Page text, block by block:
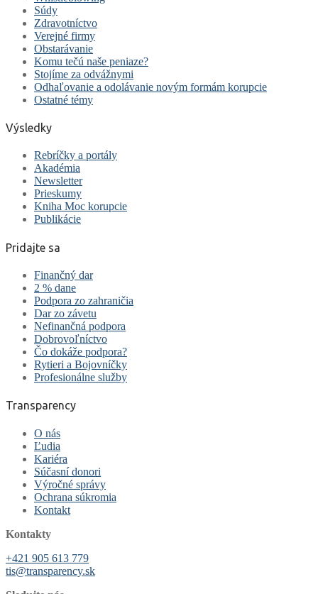
Súdy
Zdravotníctvo
Verejné firmy
Obstarávanie
Komu tečú naše peniaze?
Stojíme za odvážnymi
Odhaľovanie a odolávanie novým formám korupcie
Ostatné témy
Výsledky
Rebríčky a portály
Akadémia
Newsletter
Prieskumy
Kniha Moc korupcie
Publikácie
Pridajte sa
Finančný dar
2 % dane
Podpora zo zahraničia
Dar zo závetu
Nefinančná podpora
Dobrovoľníctvo
Čo dokáže podpora?
Rytieri a Bojovníčky
Profesionálne služby
Transparency
O nás
Ľudia
Kariéra
Súčasní donori
Výročné správy
Ochrana súkromia
Kontakt
Kontakty
+421 905 613 779
tis@transparency.sk